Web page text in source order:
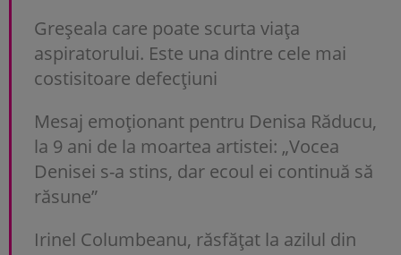
Greșeala care poate scurta viața
aspiratorului. Este una dintre cele mai
costisitoare defecțiuni
Mesaj emoționant pentru Denisa Răducu,
la 9 ani de la moartea artistei: „Vocea
Denisei s-a stins, dar ecoul ei continuă să
răsune”
Irinel Columbeanu, răsfățat la azilul din